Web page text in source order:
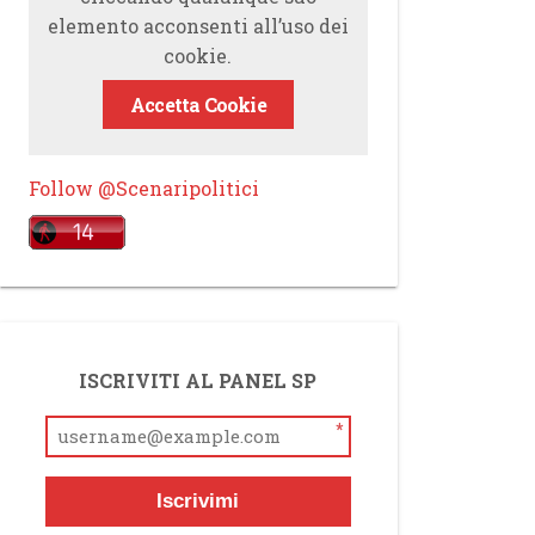
elemento acconsenti all’uso dei
cookie.
Accetta Cookie
Follow @Scenaripolitici
ISCRIVITI AL PANEL SP
*
Iscrivimi